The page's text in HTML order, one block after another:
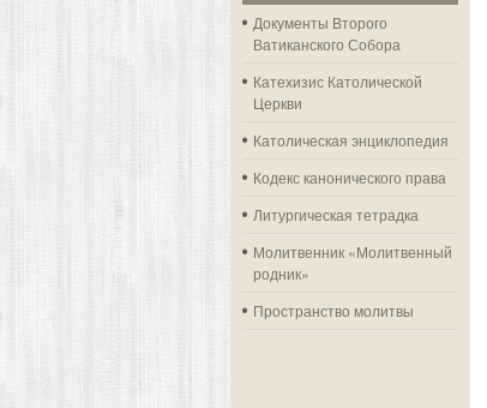
Документы Второго
Ватиканского Собора
Катехизис Католической
Церкви
Католическая энциклопедия
Кодекс канонического права
Литургическая тетрадка
Молитвенник «Молитвенный
родник»
Пространство молитвы